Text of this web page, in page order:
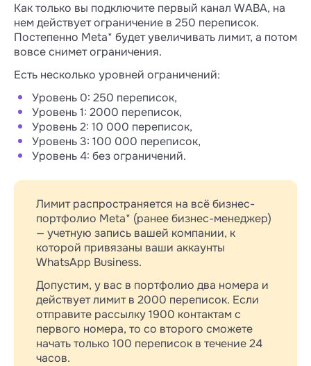
Как только вы подключите первый канал WABA, на
нем действует ограничение в 250 переписок.
Постепенно Meta* будет увеличивать лимит, а потом
вовсе снимет ограничения.
Есть несколько уровней ограничений:
Уровень 0: 250 переписок,
Уровень 1: 2000 переписок,
Уровень 2: 10 000 переписок,
Уровень 3: 100 000 переписок,
Уровень 4: без ограничений.
Лимит распространяется на всё бизнес-
портфолио Meta* (ранее бизнес-менеджер)
— учетную запись вашей компании, к
которой привязаны ваши аккаунты
WhatsApp Business.
Допустим, у вас в портфолио два номера и
действует лимит в 2000 переписок. Если
отправите рассылку 1900 контактам с
первого номера, то со второго сможете
начать только 100 переписок в течение 24
часов.